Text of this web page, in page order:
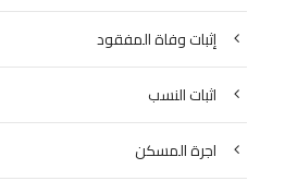
إثبات وفاة المفقود
اثبات النسب
اجرة المسكن